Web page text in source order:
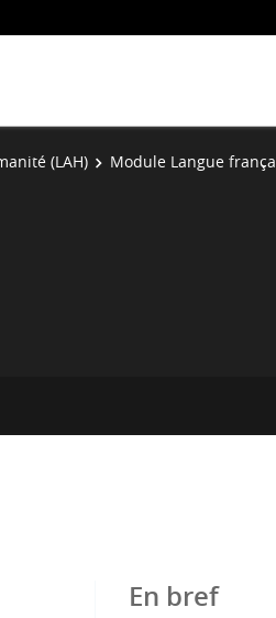
(LAH) Module Langue
En bref